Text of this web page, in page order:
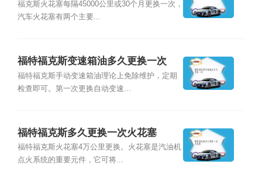
福克斯火花塞每隔45000公里或30个月更换一次，
汽车火花塞有两个主要...
福特福克斯变速箱油多久更换一次
福特福克斯手动变速箱油理论上免除维护，定期
检查即可。第一次更换自动变速...
福特福克斯多久更换一次火花塞
福特福克斯火花塞4万公里更换。火花塞是汽油机
点火系统的重要元件，它可将...